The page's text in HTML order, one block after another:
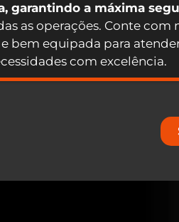
garantindo a máxima
as operações. Conte com
bem equipada para
com excelência.